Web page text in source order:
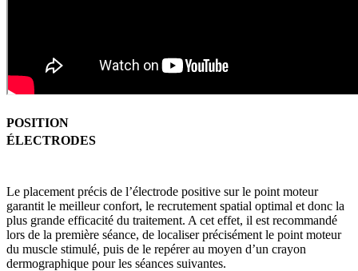
POSITION
ÉLECTRODES
Le placement précis de l’électrode positive sur le point moteur
garantit le meilleur confort, le recrutement spatial optimal et donc la
plus grande efficacité du traitement. A cet effet, il est recommandé
lors de la première séance, de localiser précisément le point moteur
du muscle stimulé, puis de le repérer au moyen d’un crayon
dermographique pour les séances suivantes.